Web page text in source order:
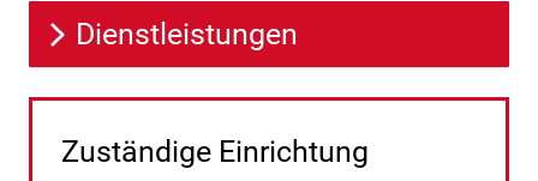
Dienstleistungen
Zuständige Einrichtung